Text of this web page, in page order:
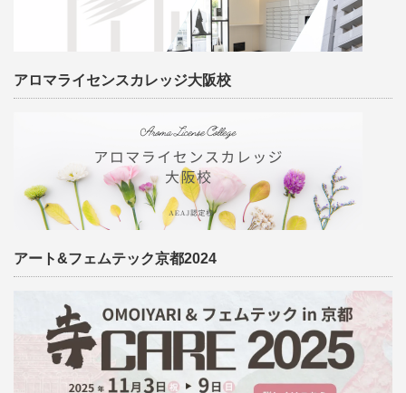
アロマライセンスカレッジ大阪校
アート&フェムテック京都2024